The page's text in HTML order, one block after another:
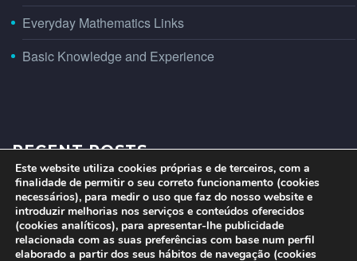
Everyday Mathematics Links
Basic Knowledge and Experience
RECENT POSTS
Este website utiliza cookies próprias e de terceiros, com a
finalidade de permitir o seu correto funcionamento (cookies
necessários), para medir o uso que faz do nosso website e
introduzir melhorias nos serviços e conteúdos oferecidos
(cookies analíticos), para apresentar-lhe publicidade
relacionada com as suas preferências com base num perfil
elaborado a partir dos seus hábitos de navegação (cookies